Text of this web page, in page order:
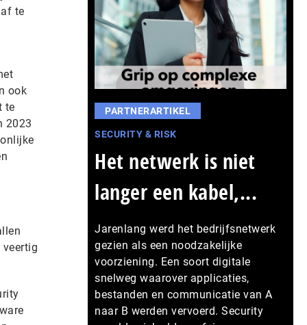
te
ook
te
2023
PARTNERARTIKEL
SECURITY & RISK
Het netwerk is niet
langer een kabel,...
Jarenlang werd het bedrijfsnetwerk
gezien als een noodzakelijke
voorziening. Een soort digitale
snelweg waarover applicaties,
bestanden en communicatie van A
naar B werden vervoerd. Security